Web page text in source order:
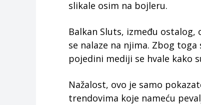
slikale osim na bojleru.
Balkan Sluts, između
se nalaze na njima. Zbog
pojedini mediji se hvale kako
Nažalost, ovo je samo
trendovima koje nameću